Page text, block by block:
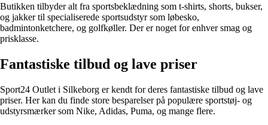
Butikken tilbyder alt fra sportsbeklædning som t-shirts, shorts, bukser,
og jakker til specialiserede sportsudstyr som løbesko,
badmintonketchere, og golfkøller. Der er noget for enhver smag og
prisklasse.
Fantastiske tilbud og lave priser
Sport24 Outlet i Silkeborg er kendt for deres fantastiske tilbud og lave
priser. Her kan du finde store besparelser på populære sportstøj- og
udstyrsmærker som Nike, Adidas, Puma, og mange flere.